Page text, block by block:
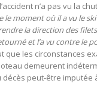
n’a pas vu la
le moment où il a vu le
la direction des
et l’a vu contre le
que les circonstances
demeurent
décès peut-être imputée